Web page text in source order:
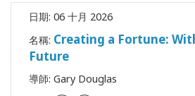
日期: 06 十月 2026
名稱: Creating a Fortune:
Future
導師: Gary Douglas